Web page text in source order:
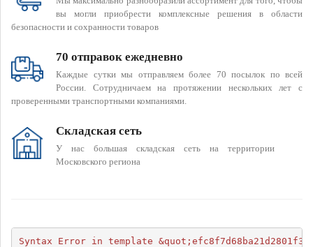
вы могли приобрести комплексные решения в области
безопасности и сохранности товаров
70 отправок ежедневно
Каждые сутки мы отправляем более 70 посылок по всей
России. Сотрудничаем на протяжении нескольких лет с
проверенными транспортными компаниями.
Складская сеть
У нас большая складская сеть на территории
Московского региона
Syntax Error in template